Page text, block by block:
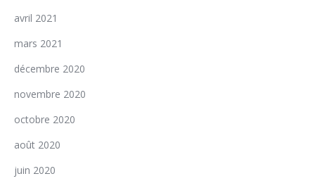
avril 2021
mars 2021
décembre 2020
novembre 2020
octobre 2020
août 2020
juin 2020